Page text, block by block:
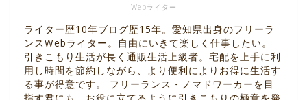
Webライター
ライター歴10年ブログ歴15年。愛知県出身のフリーラ
ンスWebライター。自由にいきて楽しく仕事したい。
引きこもり生活が長く通販生活上級者。宅配を上手に利
用し時間を節約しながら、より便利によりお得に生活す
る事が得意です。 フリーランス・ノマドワーカーを目